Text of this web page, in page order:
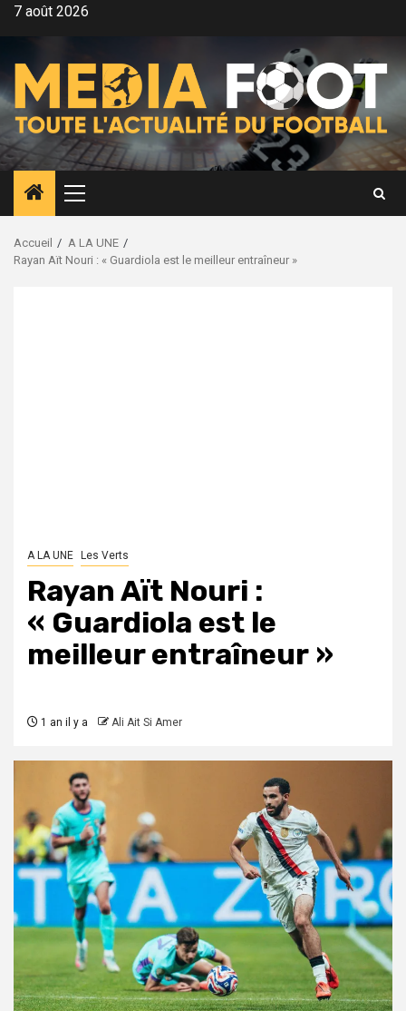
Aller7 août 2026
Menu
principal
Accueil
A LA UNE
Rayan Aït Nouri : « Guardiola est le meilleur entraîneur »
A LA UNE Les Verts
Rayan Aït Nouri :
« Guardiola est le
meilleur entraîneur »
1 an il y a Ali Ait Si Amer